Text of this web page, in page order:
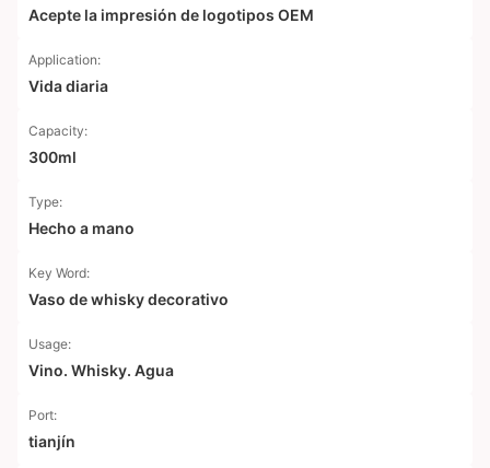
Acepte la impresión de logotipos OEM
Application:
Vida diaria
Capacity:
300ml
Type:
Hecho a mano
Key Word:
Vaso de whisky decorativo
Usage:
Vino. Whisky. Agua
Port:
tianjín